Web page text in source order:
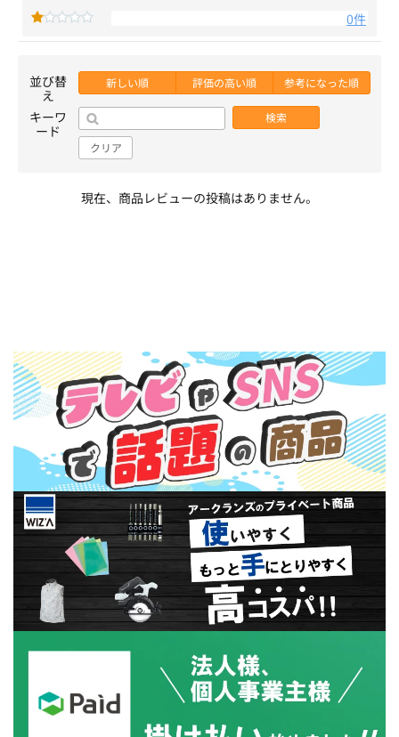
0件
並び替
え
新しい順 評価の高い順 参考になった順
キーワ
ード
検索
クリア
現在、商品レビューの投稿はありません。